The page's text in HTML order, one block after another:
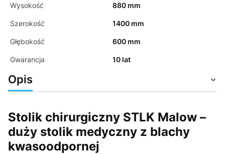
Wysokość 880 mm
Szerokość 1400 mm
Głębokość 600 mm
Gwarancja 10 lat
Opis
Stolik chirurgiczny STLK Malow –
duży stolik medyczny z blachy
kwasoodpornej